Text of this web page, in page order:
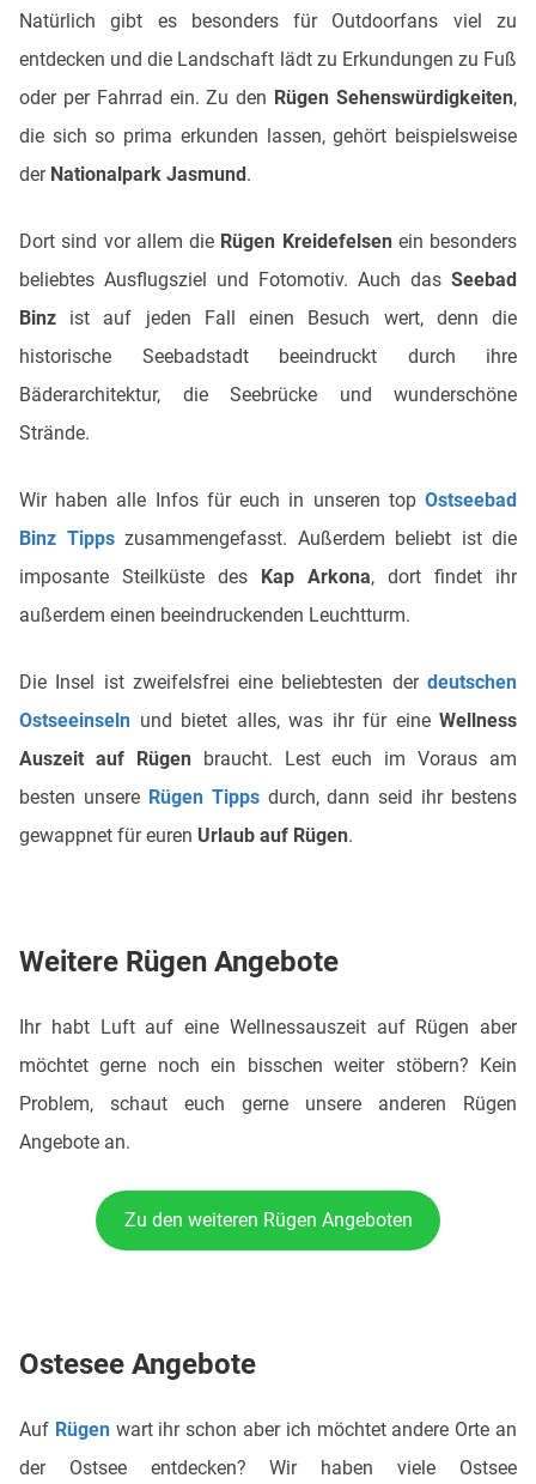
Natürlich gibt es besonders für Outdoorfans viel zu
entdecken und die Landschaft lädt zu Erkundungen zu Fuß
oder per Fahrrad ein. Zu den Rügen Sehenswürdigkeiten,
die sich so prima erkunden lassen, gehört beispielsweise
der Nationalpark Jasmund .
Dort sind vor allem die Rügen Kreidefelsenein besonders
beliebtes Ausflugsziel und Fotomotiv. Auch das Seebad
Binz ist auf jeden Fall einen Besuch wert, denn die
historische Seebadstadt beeindruckt durch ihre
Bäderarchitektur, die Seebrücke und wunderschöne
Strände.
Wir haben alle Infos für euch in unseren top Ostseebad
Binz Tippszusammengefasst. Außerdem beliebt ist die
imposante Steilküste des
Kap Arkona, dort findet ihr
außerdem einen beeindruckenden Leuchtturm.
Die Insel ist zweifelsfrei eine beliebtesten der deutschen
Ostseeinseln und bietet alles, was ihr für eine Wellness
Auszeit auf Rügenbraucht. Lest euch im Voraus am
besten unsere Rügen Tippsdurch, dann seid ihr bestens
gewappnet für euren Urlaub auf Rügen.
Weitere Rügen Angebote
Ihr habt Luft auf eine Wellnessauszeit auf Rügen aber
möchtet gerne noch ein bisschen weiter stöbern? Kein
Problem, schaut euch gerne unsere anderen Rügen
Angebote an.
Zu den weiteren Rügen Angeboten
Ostesee Angebote
Auf Rügenwart ihr schon aber ich möchtet andere Orte an
der Ostsee entdecken? Wir haben viele Ostsee